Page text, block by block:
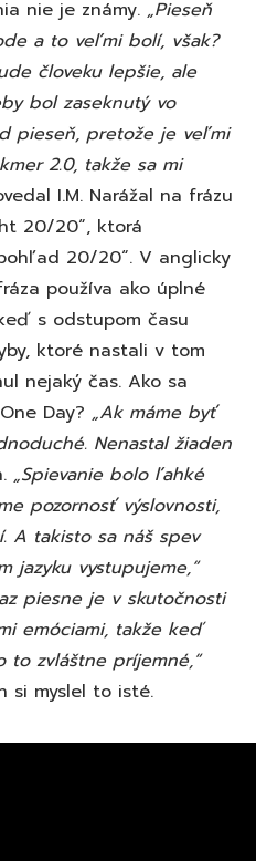
nie je známy. „Pieseň
a to veľmi bolí, však?
človeku lepšie, ale
bol zaseknutý vo
pieseň, pretože je veľmi
2.0, takže sa mi
I.M. Narážal na frázu
20/20“, ktorá
20/20“. V anglicky
používa ako úplné
s odstupom času
ktoré nastali v tom
nejaký čas. Ako sa
Day? „Ak máme byť
Nenastal žiaden
„Spievanie bolo ľahké
pozornosť výslovnosti,
A takisto sa náš spev
jazyku vystupujeme,“
piesne je v skutočnosti
emóciami, takže keď
to zvláštne príjemné,“
si myslel to isté.